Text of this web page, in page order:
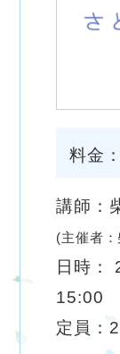
料金：
講師：
(主催者
日時：
15:00
定員：